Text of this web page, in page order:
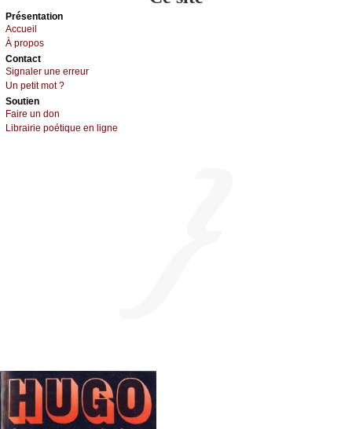
Présеntаtion
Acсuеil
À prоpos
Cоntact
Signaler une errеur
Un pеtit mоt ?
Sоutien
Fаirе un dоn
Librairiе pоétique en lignе